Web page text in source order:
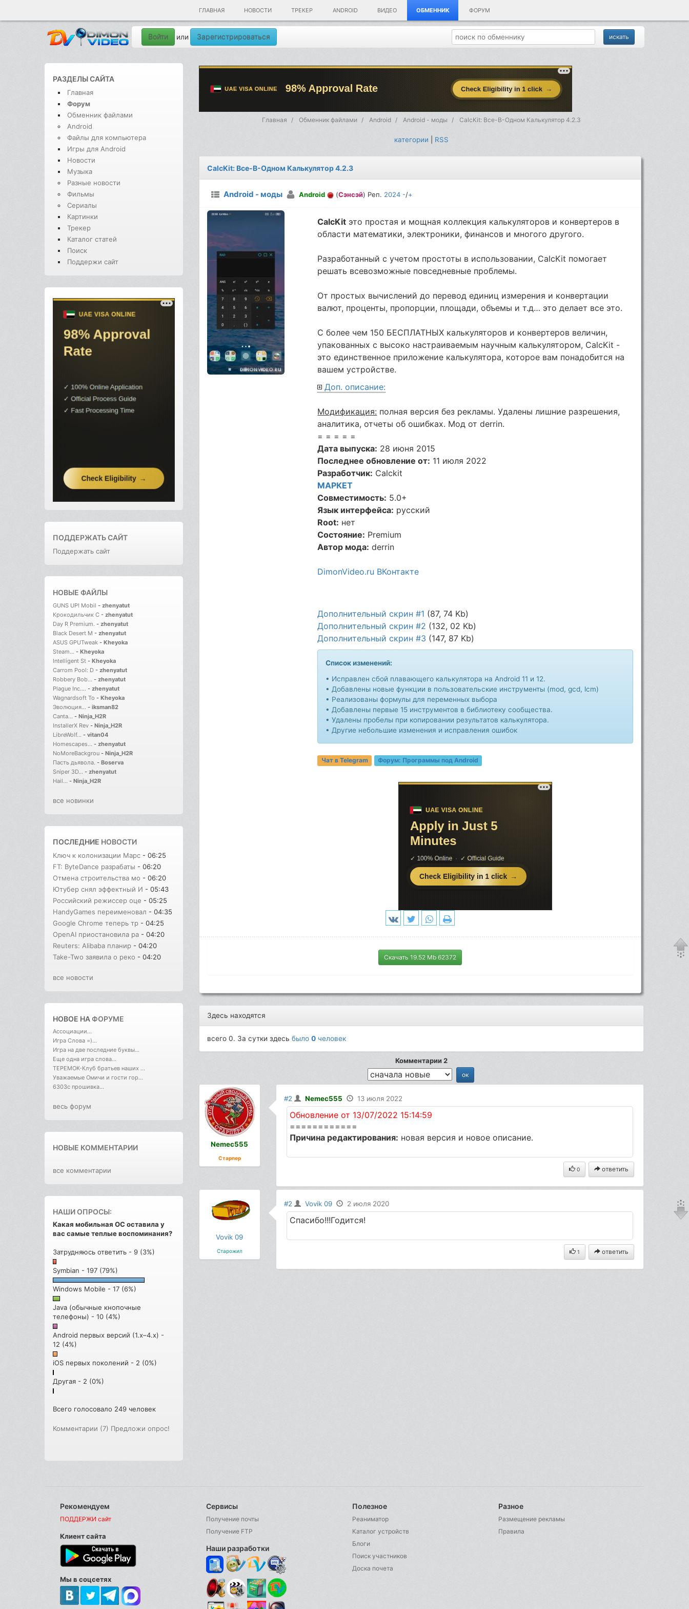
ГЛАВНАЯ НОВОСТИ ТРЕКЕР ANDROID ВИДЕО ОБМЕННИК ФОРУМ
Войти или Зарегистрироваться
РАЗДЕЛЫ САЙТА
Главная
Форум
Обменник файлами
Android
Файлы для компьютера
Игры для Android
Новости
Музыка
Разные новости
Фильмы
Сериалы
Картинки
Трекер
Каталог статей
Поиск
Поддержи сайт
ПОДДЕРЖАТЬ САЙТ
Поддержать сайт
НОВЫЕ ФАЙЛЫ
GUNS UP! Mobil - zhenyatut
Крокодильчик С - zhenyatut
Day R Premium. - zhenyatut
Black Desert M - zhenyatut
ASUS GPUTweak - Kheyoka
Steam... - Kheyoka
Intelligent St - Kheyoka
Carrom Pool: D - zhenyatut
Robbery Bob... - zhenyatut
Plague Inc.... - zhenyatut
Wagnardsoft To - Kheyoka
Эволюция... - iksman82
Canta... - Ninja_H2R
InstallerX Rev - Ninja_H2R
LibreWolf... - vitan04
Homescapes... - zhenyatut
NoMoreBackgrou - Ninja_H2R
Пасть дьявола. - Boserva
Sniper 3D... - zhenyatut
Hail... - Ninja_H2R
все новинки
ПОСЛЕДНИЕ НОВОСТИ
Ключ к колонизации Марс - 06:25
FT: ByteDance разрабаты - 06:20
Отмена строительства мо - 06:20
Ютубер снял эффектный И - 05:43
Российский режиссер оце - 05:25
HandyGames переименовал - 04:35
Google Chrome теперь тр - 04:25
OpenAI приостановила ра - 04:20
Reuters: Alibaba планир - 04:20
Take-Two заявила о реко - 04:20
все новости
НОВОЕ НАФОРУМЕ
Ассоциации...
Игра Слова =)...
Игра на две последние буквы...
Еще одна игра слова...
ТЕРЕМОК-Клуб братьев наших ...
Уважаемые Омичи и гости гор...
6303с прошивка...
весь форум
НОВЫЕ КОММЕНТАРИИ
все комментарии
НАШИ ОПРОСЫ:
Какая мобильная ОС оставила у
вас самые теплые воспоминания?
Затрудняюсь ответить - 9 (3%)
Symbian - 197 (79%)
Windows Mobile - 17 (6%)
Java (обычные кнопочные
телефоны) - 10 (4%)
Android первых версий (1.x–4.x) -
12 (4%)
iOS первых поколений - 2 (0%)
Другая - 2 (0%)
Всего голосовало 249 человек
Комментарии (7) Предложи опрос!
Главная Обменник файлами Android Android - моды CalcKit: Все-В-Одном Калькулятор 4.2.3
категории RSS
CalcKit: Все-В-Одном Калькулятор 4.2.3
Android - моды Android (Сэнсэй) Реп. 2024 -/+
CalcKit это простая и мощная коллекция калькуляторов и конвертеров в
области математики, электроники, финансов и многого другого.
Разработанный с учетом простоты в использовании, CalcKit помогает
решать всевозможные повседневные проблемы.
От простых вычислений до перевод единиц измерения и конвертации
валют, проценты, пропорции, площади, объемы и т.д… это делает все это.
С более чем 150 БЕСПЛАТНЫХ калькуляторов и конвертеров величин,
упакованных с высоко настраиваемым научным калькулятором, CalcKit -
это единственное приложение калькулятора, которое вам понадобится на
вашем устройстве.
Доп. описание:
Модификация: полная версия без рекламы. Удалены лишние разрешения,
аналитика, отчеты об ошибках. Мод от derrin.
= = = = =
Дата выпуска: 28 июня 2015
Последнее обновление от: 11 июля 2022
Разработчик: Calckit
МАРКЕТ
Совместимость: 5.0+
Язык интерфейса: русский
Root: нет
Состояние: Premium
Автор мода: derrin
DimonVideo.ru ВКонтакте
Дополнительный скрин #1 (87, 74 Kb)
Дополнительный скрин #2 (132, 02 Kb)
Дополнительный скрин #3 (147, 87 Kb)
Список изменений:
• Исправлен сбой плавающего калькулятора на Android 11 и 12.
• Добавлены новые функции в пользовательские инструменты (mod, gcd, lcm)
• Реализованы формулы для переменных выбора
• Добавлены первые 15 инструментов в библиотеку сообщества.
• Удалены пробелы при копировании результатов калькулятора.
• Другие небольшие изменения и исправления ошибок
Чат в Telegram Форум: Программы под Android
Скачать 19.52 Mb 62372
Здесь находятся
всего 0. За сутки здесьбыло0 человек
Комментарии 2
Nemec555
Старпер
#2 Nemec555 13 июля 2022
Обновление от 13/07/2022 15:14:59
============
Причина редактирования: новая версия и новое описание.
0 ответить
Vovik 09
Старожил
#2 Vovik 09 2 июля 2020
Спасибо!!!Годится!
1 ответить
Рекомендуем
ПОДДЕРЖИ сайт
Клиент сайта
Мы в соцсетях
Сервисы
Получение почты
Получение FTP
Наши разработки
Полезное
Реаниматор
Каталог устройств
Блоги
Поиск участников
Доска почета
Разное
Размещение рекламы
Правила